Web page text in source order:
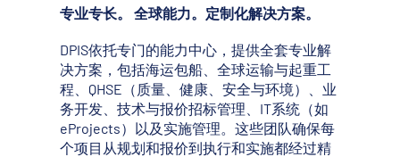
专业专长。 全球能力。定制化解决方案。
DPIS依托专门的能力中心，提供全套专业解
决方案，包括海运包船、全球运输与起重工
程、QHSE（质量、健康、安全与环境）、业
务开发、技术与报价招标管理、IT系统（如
eProjects）以及实施管理。这些团队确保每
个项目从规划和报价到执行和实施都经过精